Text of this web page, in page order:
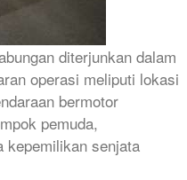
diterjunkan dalam
operasi meliputi lokasi
bermotor
pemuda,
kepemilikan senjata